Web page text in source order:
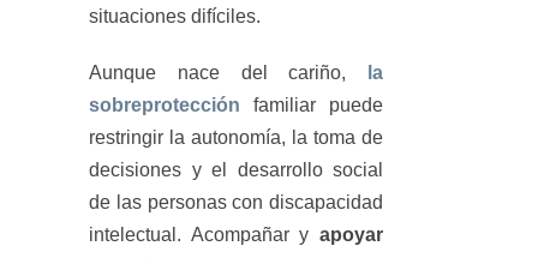
situaciones difíciles.
Aunque nace del cariño, la
sobreprotección familiar puede
restringir la autonomía, la toma de
decisiones y el desarrollo social
de las personas con discapacidad
intelectual. Acompañar y apoyar